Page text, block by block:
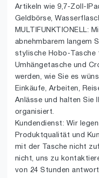
Artikeln wie 9,7-Zoll-
Geldbörse,
MULTIFUNKTIONELL:
abnehmbarem langem
stylische Hobo-Tasche
Umhängetasche und
werden, wie Sie es
Einkäufe, Arbeiten,
Anlässe und halten Sie
organisiert.
Kundendienst: Wir
Produktqualität und
mit der Tasche nicht
nicht, uns zu
von 24 Stunden